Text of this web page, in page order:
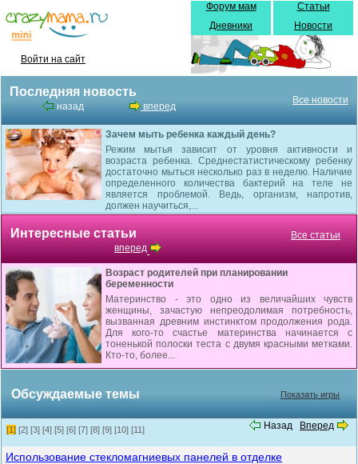
Войти на сайт
Форум мам
Дневники
Статьи
Новости
Последняя новость
назад вперед
Все новости
Зачем мыть ребенка каждый день?
Режим мытья зависит от уровня активности и
возраста ребенка. Среднестатистическому ребенку
достаточно мыться несколько раз в неделю. Наличие
определенного количества бактерий на теле не
является проблемой. Ведь, организм, напротив,
должен научиться,...
Интересные статьи
вперед
Все статьи
Возраст родителей при планировании
беременности
Материнство - это одно из величайших чувств
женщины, зачастую непреодолимая потребность,
вызванная древним инстинктом продолжения рода.
Для кого-то счастье материнства начинается с
тоненькой полоски теста с двумя красными метками.
Кто-то, более...
Обсуждаемые темы Показать игры
Назад Вперед
[1] [2] [3] [4] [5] [6] [7] [8] [9] [10] [11]
Использование стекломагниевых панелей в отделке